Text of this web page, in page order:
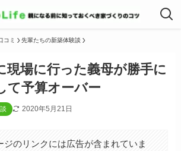
コミ 先輩たちの新築体験談
現場に行った義母が勝手に
て予算オーバー
2020年5月21日
ジのリンクには広告が含まれていま